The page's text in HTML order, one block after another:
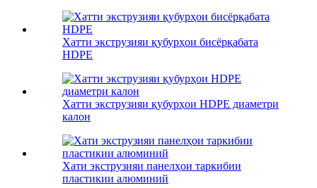
Хатти экструзияи қубурҳои бисёрқабата
HDPE
Хатти экструзияи қубурҳои HDPE диаметри
калон
Хати экструзияи панелҳои таркибии
пластикии алюминий